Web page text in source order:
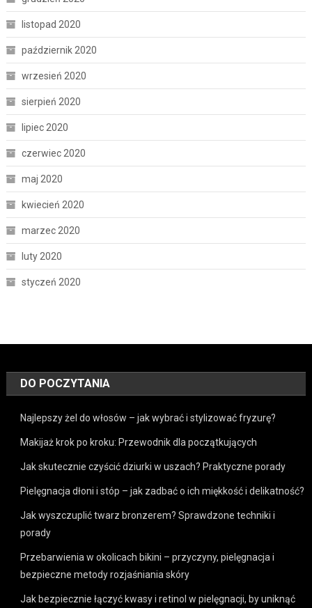
listopad 2020
październik 2020
wrzesień 2020
sierpień 2020
lipiec 2020
czerwiec 2020
maj 2020
kwiecień 2020
marzec 2020
luty 2020
styczeń 2020
DO POCZYTANIA
Najlepszy żel do włosów – jak wybrać i stylizować fryzurę?
Makijaż krok po kroku: Przewodnik dla początkujących
Jak skutecznie czyścić dziurki w uszach? Praktyczne porady
Pielęgnacja dłoni i stóp – jak zadbać o ich miękkość i delikatność?
Jak wyszczuplić twarz bronzerem? Sprawdzone techniki i
porady
Przebarwienia w okolicach bikini – przyczyny, pielęgnacja i
bezpieczne metody rozjaśniania skóry
Jak bezpiecznie łączyć kwasy i retinol w pielęgnacji, by uniknąć